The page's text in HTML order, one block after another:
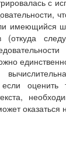
с
имеющийся
оценить